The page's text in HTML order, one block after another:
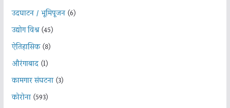
उदघाटन / भूमिपूजन(6)
उद्योग विश्व(45)
ऐतिहासिक(8)
औरंगाबाद(1)
कामगार संघटना(3)
कोरोना(593)